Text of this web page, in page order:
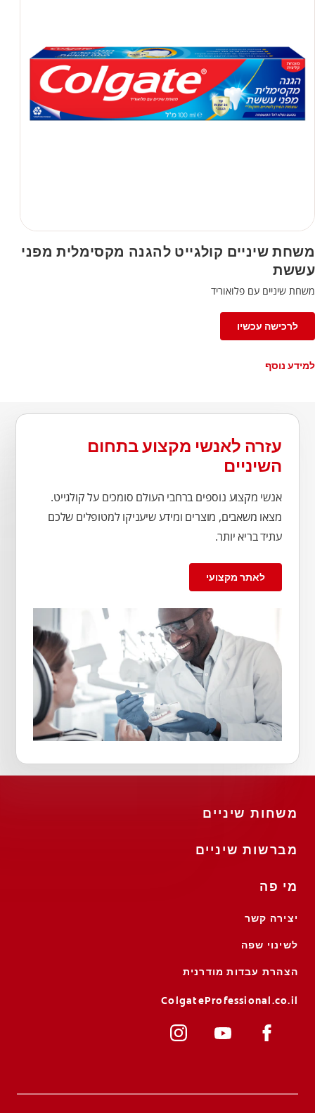
משחת שיניים קולגייט להגנה מקסימלית מפני
עששת
משחת שיניים עם פלואוריד
לרכישה עכשיו
למידע נוסף
עזרה לאנשי מקצוע בתחום
השיניים
אנשי מקצוע נוספים ברחבי העולם סומכים על קולגייט.
מצאו משאבים, מוצרים ומידע שיעניקו למטופלים שלכם
עתיד בריא יותר.
לאתר מקצועי
משחות שיניים
מברשות שיניים
מי פה
יצירה קשר
לשינוי שפה
הצהרת עבדות מודרנית
ColgateProfessional.co.il